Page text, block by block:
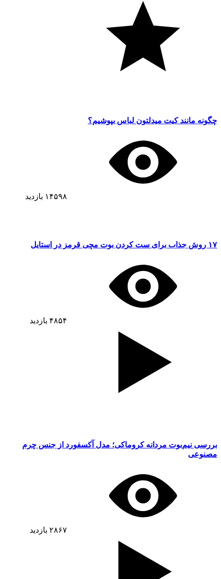
چگونه مانند کیت میدلتون لباس بپوشیم؟
۱۴۵۹۸ بازدید
۱۷ روش جذاب برای ست کردن بوت مچی قرمز در استایل
۴۸۵۴ بازدید
بررسی نیم‌بوت مردانه کروماکی؛ مدل آکسفورد از جنس چرم
مصنوعی
۲۸۶۷ بازدید